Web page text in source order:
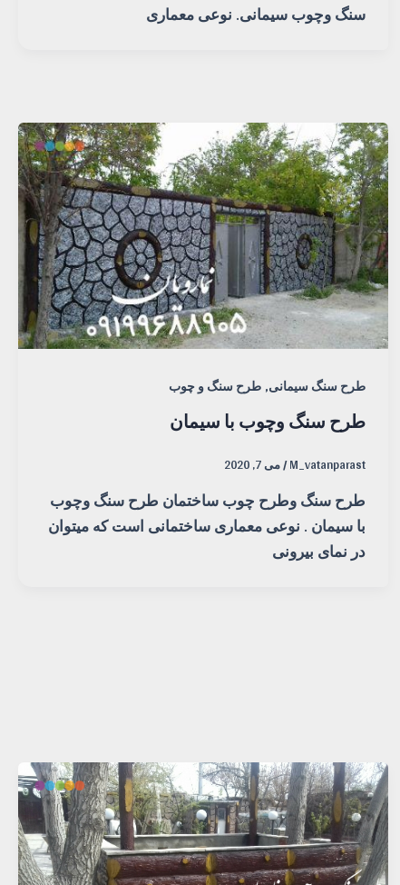
سنگ وچوب سیمانی. نوعی معماری
طرح سنگ سیمانی,طرح سنگ و چوب
طرح سنگ وچوب با سیمان
M_vatanparast
/می 7, 2020
طرح سنگ وطرح چوب ساختمان طرح سنگ وچوب
با سیمان . نوعی معماری ساختمانی است که میتوان
در نمای بیرونی